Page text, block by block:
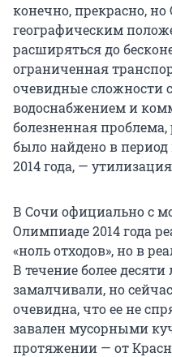
конечно, прекрасно,
географическим
расширяться до
ограниченная
очевидные сложности
водоснабжением и
болезненная
было найдено в
2014 года, —
В Сочи официально с
Олимпиаде 2014 года
«ноль отходов», но в
В течение более десяти
замалчивали, но
очевидна, что ее не
завален мусорными
протяжении — от